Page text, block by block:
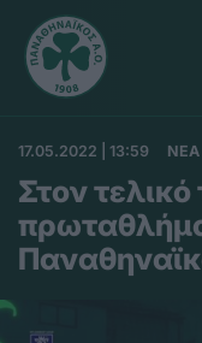
17.05.2022 | 13:59 ΝΕΑ
Στον